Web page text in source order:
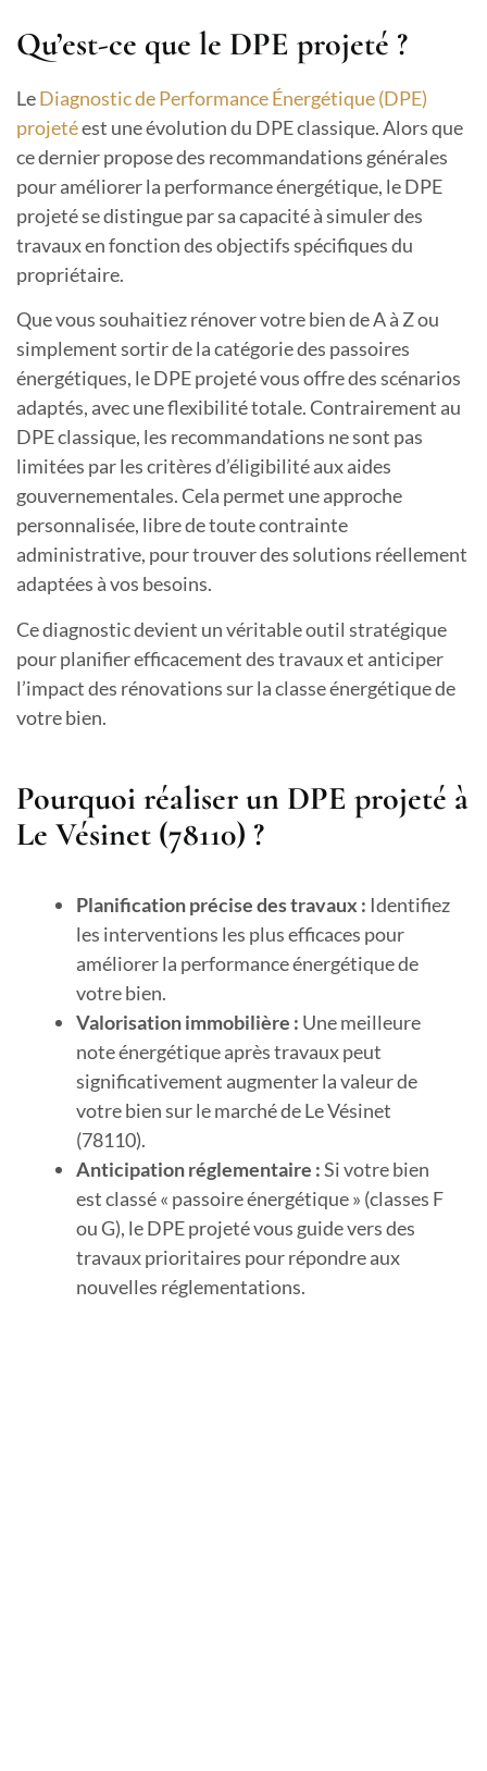
Qu’est-ce que le DPE projeté ?
LeDiagnostic de Performance Énergétique (DPE)
projetéest une évolution du DPE classique. Alors que
ce dernier propose des recommandations générales
pour améliorer la performance énergétique, le DPE
projeté se distingue par sa capacité à simuler des
travaux en fonction des objectifs spécifiques du
propriétaire.
Que vous souhaitiez rénover votre bien de A à Z ou
simplement sortir de la catégorie des passoires
énergétiques, le DPE projeté vous offre des scénarios
adaptés, avec une flexibilité totale. Contrairement au
DPE classique, les recommandations ne sont pas
limitées par les critères d’éligibilité aux aides
gouvernementales. Cela permet une approche
personnalisée, libre de toute contrainte
administrative, pour trouver des solutions réellement
adaptées à vos besoins.
Ce diagnostic devient un véritable outil stratégique
pour planifier efficacement des travaux et anticiper
l’impact des rénovations sur la classe énergétique de
votre bien.
Pourquoi réaliser un DPE projeté à
Le Vésinet (78110) ?
Planification précise des travaux : Identifiez
les interventions les plus efficaces pour
améliorer la performance énergétique de
votre bien.
Valorisation immobilière : Une meilleure
note énergétique après travaux peut
significativement augmenter la valeur de
votre bien sur le marché de Le Vésinet
(78110).
Anticipation réglementaire :Si votre bien
est classé « passoire énergétique » (classes F
ou G), le DPE projeté vous guide vers des
travaux prioritaires pour répondre aux
nouvelles réglementations.